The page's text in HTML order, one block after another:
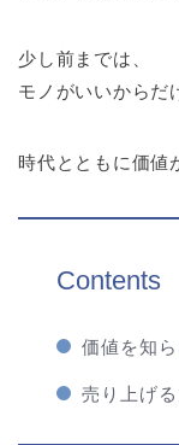
少し前までは、
モノがいいからだ
時代とともに価値
Contents
価値を知
売り上げ